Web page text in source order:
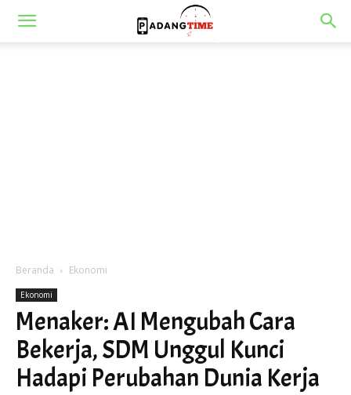
Beranda Ekonomi
Ekonomi
Menaker: AI Mengubah Cara
Bekerja, SDM Unggul Kunci
Hadapi Perubahan Dunia Kerja